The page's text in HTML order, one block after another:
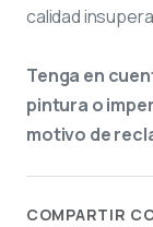
calidad
Tenga en
pintura o
motivo de
COMPARTIR